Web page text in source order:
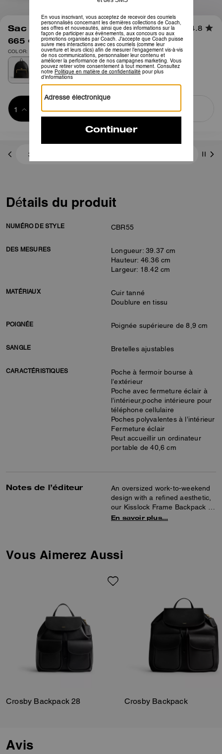
1/9
Sac à dos à fermoir kisslock 4.8
665 € 950 €
COLOR: Laiton/Noir
panier
ACHETER MAINTENANT
3 paiements de 221,66 € à 0 % d'intérêt avec
Détails du produit
NUMÉRO DE STYLE CBR55
DES MESURES
Longueur: 39.37 cm
Hauteur: 46.36 cm
Largeur: 18.42 cm
MATÉRIAUX
Cuir tanné
Doublure en tissu
POIGNÉE Poignée supérieure de 8,9 cm
SANGLE Bretelles ajustables
CARACTÉRISTIQUES
Poche à fermoir bourse à
l’extérieur
Poche avec fermeture éclair à
l’intérieur,poche intérieure pour
téléphone cellulaire
Poches polyvalentes à l’intérieur
Fermeture éclair
Peut accueillir un ordinateur
portable de 40,6 cm
Notes de l’éditeur
An oversized work-to-weekend
design with a refined aesthetic,
our Kisslock Frame Backpack is
a modern take on our archival
Crafted of buttery soft
inspired by vintage coin purses,
En savoir plus…
Vous Aimerez Aussi
Crosby Backpack 28 Crosby Backpack
Avis